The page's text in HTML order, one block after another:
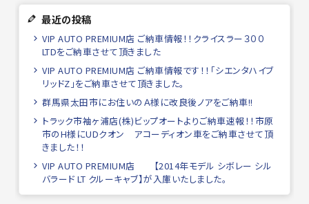
最近の投稿
VIP AUTO PREMIUM店 ご納車情報！！クライスラー３００
LTDをご納車させて頂きました
VIP AUTO PREMIUM店 ご納車情報です！！「シエンタハイブ
リッドZ」をご納車させて頂きました。
群馬県太田市にお住いのＡ様に改良後ノアをご納車!!
トラック市袖ヶ浦店(株)ビップオートよりご納車速報！！市原
市のH様にUDクオン アコーディオン車をご納車させて頂
きました！！
VIP AUTO PREMIUM店 【2014年モデル シボレー シル
バラード LT クルーキャブ】が入庫いたしました。